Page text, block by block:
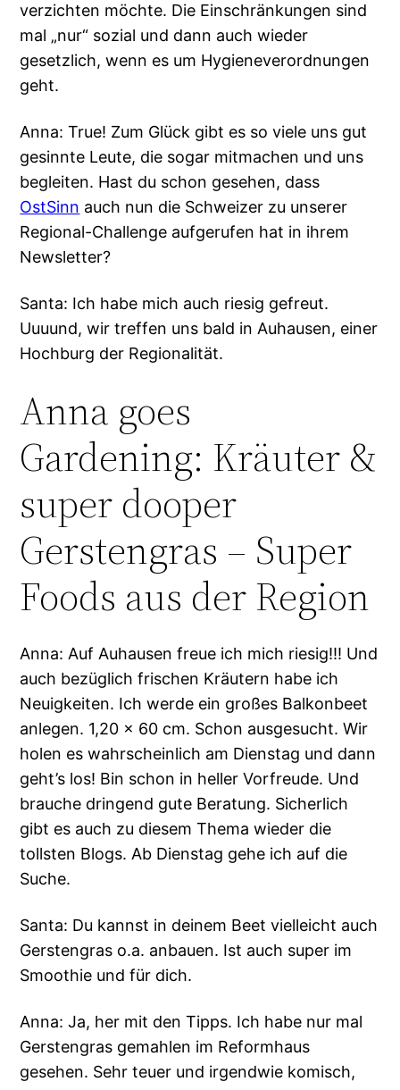
verzichten möchte. Die Einschränkungen sind
mal „nur“ sozial und dann auch wieder
gesetzlich, wenn es um Hygieneverordnungen
geht.
Anna: True! Zum Glück gibt es so viele uns gut
gesinnte Leute, die sogar mitmachen und uns
begleiten. Hast du schon gesehen, dass
OstSinn auch nun die Schweizer zu unserer
Regional-Challenge aufgerufen hat in ihrem
Newsletter?
Santa: Ich habe mich auch riesig gefreut.
Uuuund, wir treffen uns bald in Auhausen, einer
Hochburg der Regionalität.
Anna goes
Gardening: Kräuter &
super dooper
Gerstengras – Super
Foods aus der Region
Anna: Auf Auhausen freue ich mich riesig!!! Und
auch bezüglich frischen Kräutern habe ich
Neuigkeiten. Ich werde ein großes Balkonbeet
anlegen. 1,20 x 60 cm. Schon ausgesucht. Wir
holen es wahrscheinlich am Dienstag und dann
geht’s los! Bin schon in heller Vorfreude. Und
brauche dringend gute Beratung. Sicherlich
gibt es auch zu diesem Thema wieder die
tollsten Blogs. Ab Dienstag gehe ich auf die
Suche.
Santa: Du kannst in deinem Beet vielleicht auch
Gerstengras o.a. anbauen. Ist auch super im
Smoothie und für dich.
Anna: Ja, her mit den Tipps. Ich habe nur mal
Gerstengras gemahlen im Reformhaus
gesehen. Sehr teuer und irgendwie komisch,